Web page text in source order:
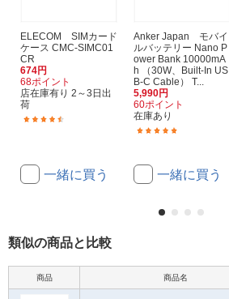
ELECOM SIMカード
ケース CMC-SIMC01
CR
674円
68ポイント
店在庫有り 2～3日出
荷
一緒に買う
Anker Japan モバイ
ルバッテリー Nano P
ower Bank 10000mA
h （30W、Built-In US
B-C Cable） T...
5,990円
60ポイント
在庫あり
一緒に買う
類似の商品と比較
商品 商品名